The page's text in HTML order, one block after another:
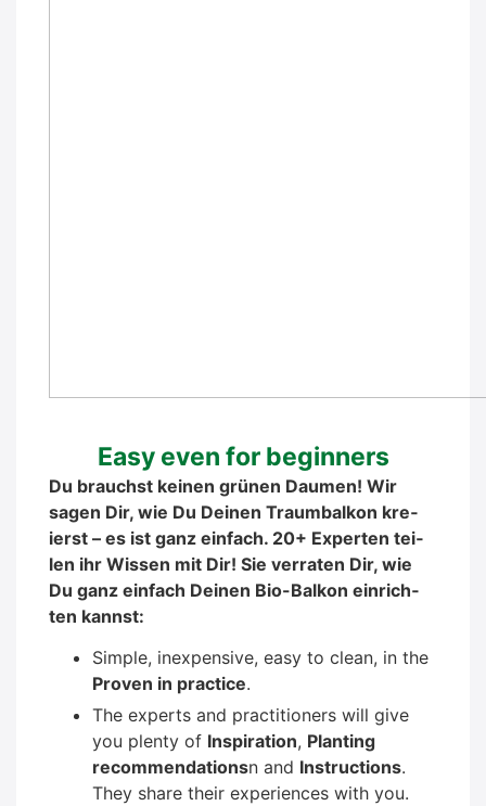
Easy even for beg­in­ners
Du brauchst kei­nen grü­nen Dau­men! Wir
sagen Dir, wie Du Dei­nen Traum­bal­kon kre­
ierst – es ist ganz ein­fach. 20+ Exper­ten tei­
len ihr Wis­sen mit Dir! Sie ver­ra­ten Dir, wie
Du ganz ein­fach Dei­nen Bio-Bal­kon ein­rich­
ten kannst:
Simp­le, inex­pen­si­ve, easy to clean, in the
Pro­ven in prac­ti­ce.
The experts and prac­ti­tio­ners will give
you ple­nty of Inspi­ra­ti­on, Plan­ting
recom­men­da­ti­onsn and Ins­truc­tions.
They share their expe­ri­en­ces with you.